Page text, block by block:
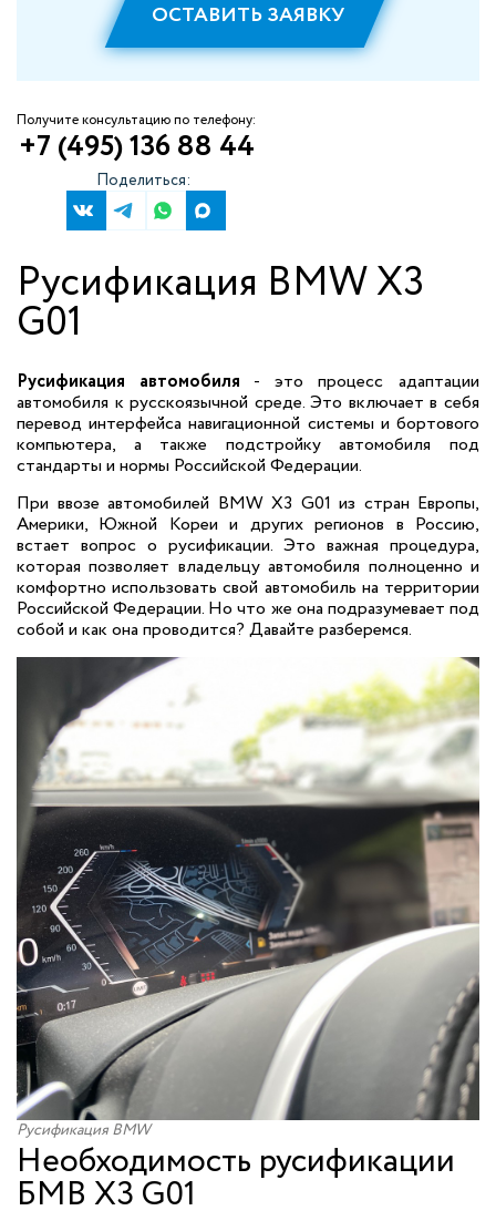
ОСТАВИТЬ ЗАЯВКУ
Получите консультацию по телефону:
+7 (495) 136 88 44
Поделиться:
Русификация BMW X3
G01
Русификация автомобиля - это процесс адаптации
автомобиля к русскоязычной среде. Это включает в себя
перевод интерфейса навигационной системы и бортового
компьютера, а также подстройку автомобиля под
стандарты и нормы Российской Федерации.
При ввозе автомобилей BMW X3 G01 из стран Европы,
Америки, Южной Кореи и других регионов в Россию,
встает вопрос о русификации. Это важная процедура,
которая позволяет владельцу автомобиля полноценно и
комфортно использовать свой автомобиль на территории
Российской Федерации. Но что же она подразумевает под
собой и как она проводится? Давайте разберемся.
Русификация BMW
Необходимость русификации
БМВ X3 G01